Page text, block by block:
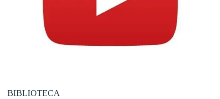
BIBLIOTECA